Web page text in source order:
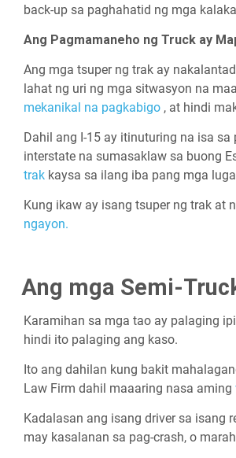
back-up sa paghahatid ng mga
Ang Pagmamaneho ng Truck ay
Ang mga tsuper ng trak ay
lahat ng uri ng mga sitwasyon na
mekanikal na pagkabigo , at hindi
Dahil ang I-15 ay itinuturing na isa
interstate na sumasaklaw sa buong
trak kaysa sa ilang iba pang mga
Kung ikaw ay isang tsuper ng trak at
ngayon.
Ang mga Semi-
Karamihan sa mga tao ay palaging
hindi ito palaging ang kaso.
Ito ang dahilan kung bakit
Law Firm dahil maaaring nasa aming
Kadalasan ang isang driver sa isang
may kasalanan sa pag-crash, o